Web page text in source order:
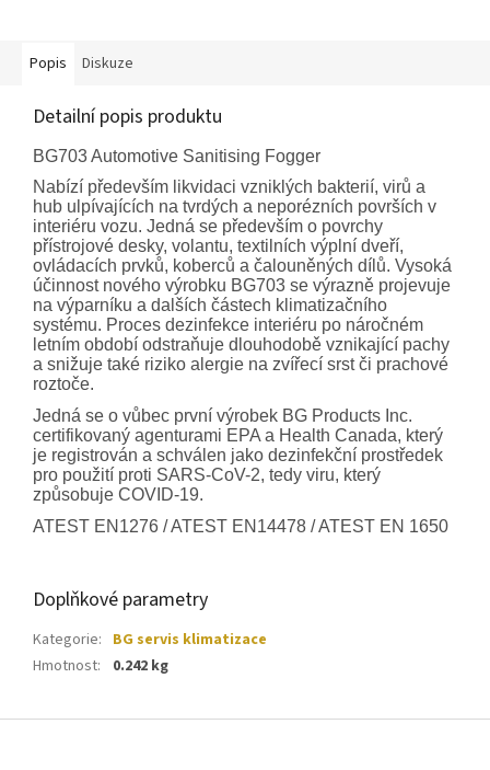
Popis Diskuze
Detailní popis produktu
BG703 Automotive Sanitising Fogger
Nabízí především likvidaci vzniklých bakterií, virů a
hub ulpívajících na tvrdých a neporézních površích v
interiéru vozu. Jedná se především o povrchy
přístrojové desky, volantu, textilních výplní dveří,
ovládacích prvků, koberců a čalouněných dílů. Vysoká
účinnost nového výrobku BG703 se výrazně projevuje
na výparníku a dalších částech klimatizačního
systému. Proces dezinfekce interiéru po náročném
letním období odstraňuje dlouhodobě vznikající pachy
a snižuje také riziko alergie na zvířecí srst či prachové
roztoče.
Jedná se o vůbec první výrobek BG Products Inc.
certifikovaný agenturami EPA a Health Canada, který
je registrován a schválen jako dezinfekční prostředek
pro použití proti SARS-CoV-2, tedy viru, který
způsobuje COVID-19.
ATEST EN1276 / ATEST EN14478 / ATEST EN 1650
Doplňkové parametry
Kategorie: BG servis klimatizace
Hmotnost: 0.242 kg
Z